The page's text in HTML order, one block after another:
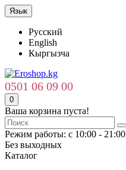
Язык
Русский
English
Кыргызча
0501 06 09 00
0
Ваша корзина пуста!
Режим работы: с 10:00 - 21:00
Без выходных
Каталог